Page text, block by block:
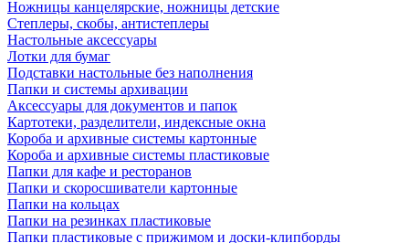
Ножницы канцелярские, ножницы детские
Степлеры, скобы, антистеплеры
Настольные аксессуары
Лотки для бумаг
Подставки настольные без наполнения
Папки и системы архивации
Аксессуары для документов и папок
Картотеки, разделители, индексные окна
Короба и архивные системы картонные
Короба и архивные системы пластиковые
Папки для кафе и ресторанов
Папки и скоросшиватели картонные
Папки на кольцах
Папки на резинках пластиковые
Папки пластиковые с прижимом и доски-клипборды